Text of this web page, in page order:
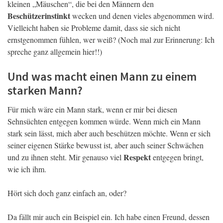
kleinen „Mäuschen“, die bei den Männern den
Beschützerinstinktwecken und denen vieles abgenommen wird.
Vielleicht haben sie Probleme damit, dass sie sich nicht
ernstgenommen fühlen, wer weiß? (Noch mal zur Erinnerung: Ich
spreche ganz allgemein hier!!)
Und was macht einen Mann zu einem
starken Mann?
Für mich wäre ein Mann stark, wenn er mir bei diesen
Sehnsüchten entgegen kommen würde. Wenn mich ein Mann
stark sein lässt, mich aber auch beschützen möchte. Wenn er sich
seiner eigenen Stärke bewusst ist, aber auch seiner Schwächen
und zu ihnen steht. Mir genauso viel Respektentgegen bringt,
wie ich ihm.
Hört sich doch ganz einfach an, oder?
Da fällt mir auch ein Beispiel ein. Ich habe einen Freund, dessen